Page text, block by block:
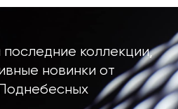
коллекции,
новинки от